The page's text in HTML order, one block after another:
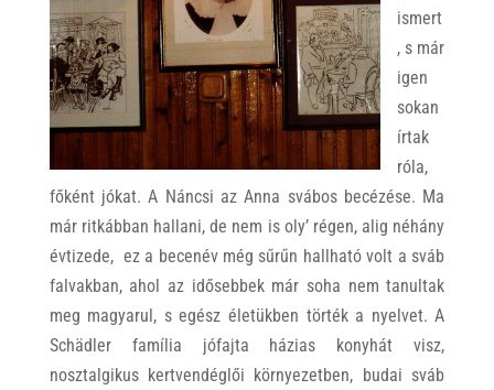
ismert
, s már
igen
sokan
írtak
róla,
főként jókat. A Náncsi az Anna svábos becézése. Ma
már ritkábban hallani, de nem is oly’ régen, alig néhány
évtizede, ez a becenév még sűrűn hallható volt a sváb
falvakban, ahol az idősebbek már soha nem tanultak
meg magyarul, s egész életükben törték a nyelvet. A
Schädler família jófajta házias konyhát visz,
nosztalgikus kertvendéglői környezetben, budai sváb